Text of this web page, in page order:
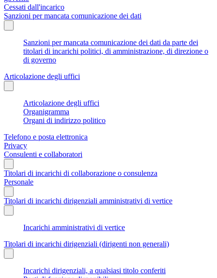
Cessati dall'incarico
Sanzioni per mancata comunicazione dei dati
Sanzioni per mancata comunicazione dei dati da parte dei
titolari di incarichi politici, di amministrazione, di direzione o
di governo
Articolazione degli uffici
Articolazione degli uffici
Organigramma
Organi di indirizzo politico
Telefono e posta elettronica
Privacy
Consulenti e collaboratori
Titolari di incarichi di collaborazione o consulenza
Personale
Titolari di incarichi dirigenziali amministrativi di vertice
Incarichi amministrativi di vertice
Titolari di incarichi dirigenziali (dirigenti non generali)
Incarichi dirigenziali, a qualsiasi titolo conferiti